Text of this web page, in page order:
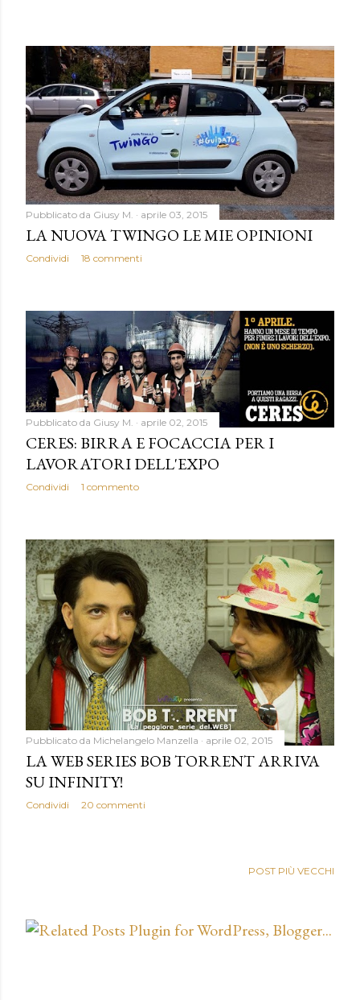
Pubblicato da Giusy M. aprile 03, 2015
LA NUOVA TWINGO LE MIE OPINIONI
Condividi 18 commenti
Pubblicato da Giusy M. aprile 02, 2015
CERES: BIRRA E FOCACCIA PER I
LAVORATORI DELL'EXPO
Condividi 1 commento
Pubblicato da Michelangelo Manzella aprile 02, 2015
LA WEB SERIES BOB TORRENT ARRIVA
SU INFINITY!
Condividi 20 commenti
POST PIÙ VECCHI